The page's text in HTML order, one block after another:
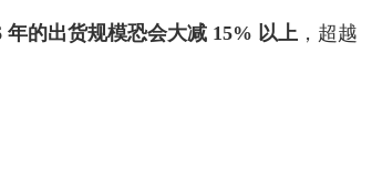
年的出货规模恐会大减 15% 以上 ，超越